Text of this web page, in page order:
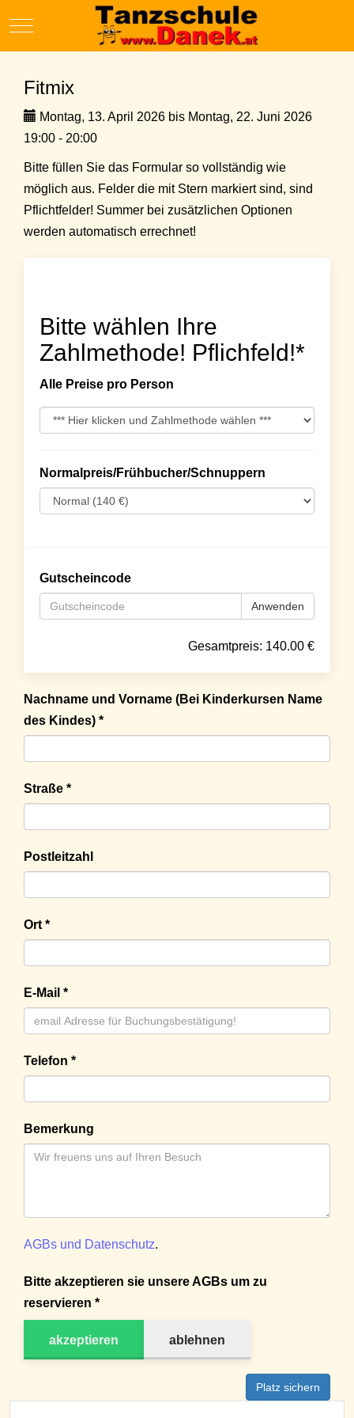
Mobile Menu Toggle
Fitmix
Montag, 13. April 2026 bis Montag, 22. Juni 2026
19:00 - 20:00
Bitte füllen Sie das Formular so vollständig wie
möglich aus. Felder die mit Stern markiert sind, sind
Pflichtfelder! Summer bei zusätzlichen Optionen
werden automatisch errechnet!
Bitte wählen Ihre
Zahlmethode! Pflichfeld!*
Alle Preise pro Person
Normalpreis/Frühbucher/Schnuppern
Gutscheincode
Anwenden
Gesamtpreis: 140.00 €
Nachname und Vorname (Bei Kinderkursen Name
des Kindes) *
Straße *
Postleitzahl
Ort *
E-Mail *
Telefon *
Bemerkung
AGBs und Datenschutz.
Bitte akzeptieren sie unsere AGBs um zu
reservieren *
akzeptieren ablehnen
Platz sichern